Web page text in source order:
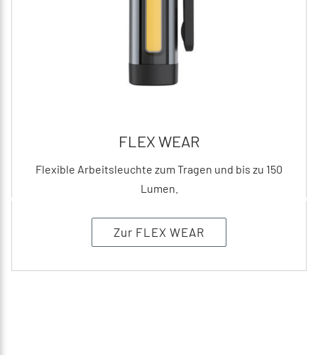
FLEX WEAR
Flexible Arbeitsleuchte zum Tragen und bis zu 150
Lumen.
Zur FLEX WEAR